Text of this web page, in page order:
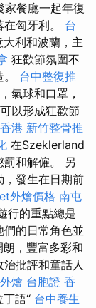
家餐廳一起年復
匈牙利。 台
利和波蘭，主
狂歡節氛圍不
台中整復推
氣球和口罩，
以形成狂歡節
港 新竹整骨推
在Szeklerland
罰和解僱。 另
，發生在日期前
外燴價格 南屯
行的重點總是
的日常角色並
，豐富多彩和
批評和童話人
燴 台胞證 香
語“ 台中養生